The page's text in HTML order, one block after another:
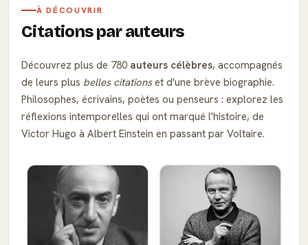
À DÉCOUVRIR
Citations par auteurs
Découvrez plus de 780 auteurs célèbres, accompagnés
de leurs plus belles citationset d'une brève biographie.
Philosophes, écrivains, poètes ou penseurs : explorez les
réflexions intemporelles qui ont marqué l'histoire, de
Victor Hugo à Albert Einstein en passant par Voltaire.